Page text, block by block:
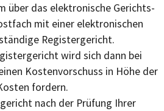
über das elektronische Gerichts-
mit einer elektronischen
Registergericht.
wird sich dann bei
Kostenvorschuss in Höhe der
fordern.
nach der Prüfung Ihrer